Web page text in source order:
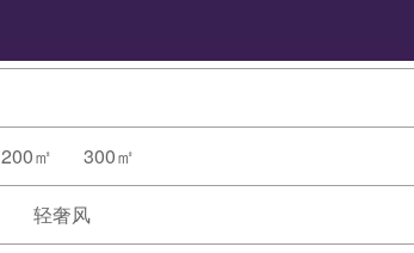
200㎡ 300㎡
轻奢风